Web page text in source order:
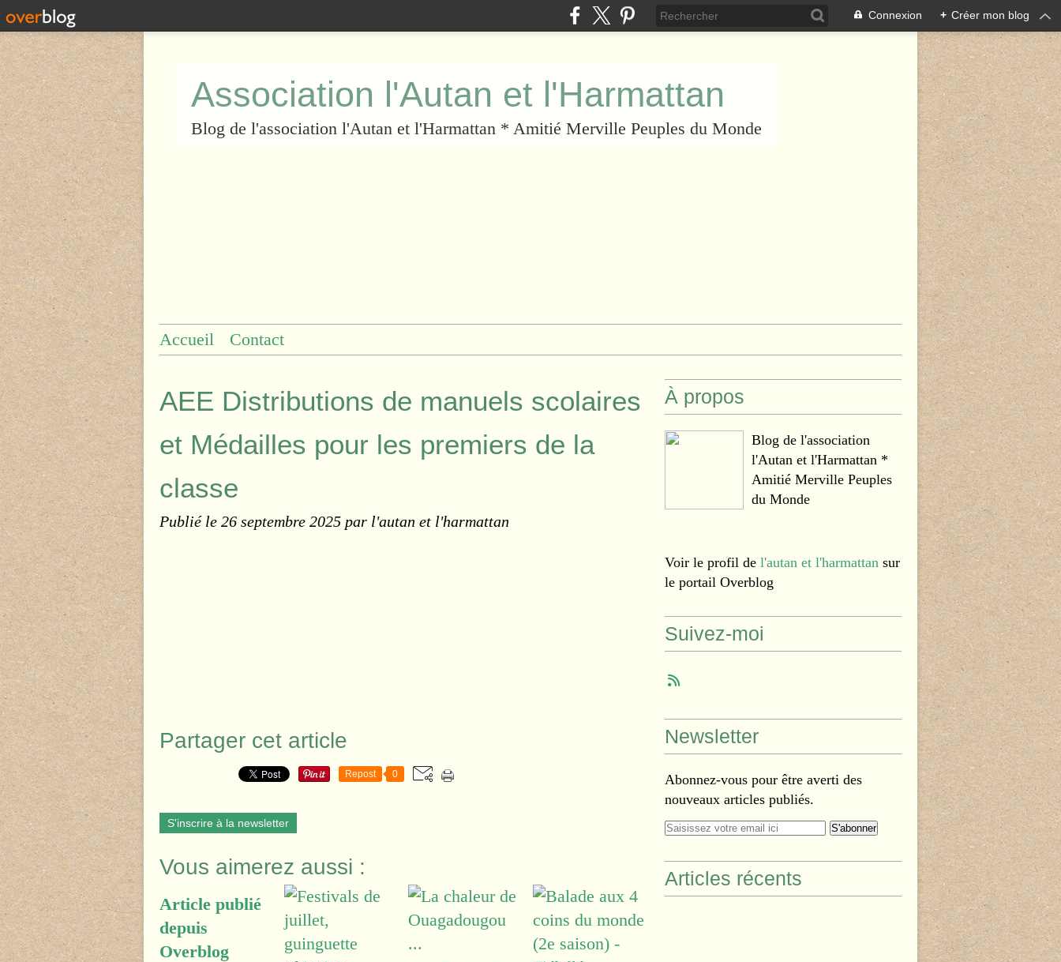
Connexion + Créer mon blog
Association l'Autan et l'Harmattan
Blog de l'association l'Autan et l'Harmattan * Amitié Merville Peuples du Monde
Accueil Contact
AEE Distributions de manuels scolaires
et Médailles pour les premiers de la
classe
Publié le 26 septembre 2025 par l'autan et l'harmattan
Partager cet article
Repost 0
S'inscrire à la newsletter
Vous aimerez aussi :
Article publié
depuis
Overblog
À propos
Blog de l'association
l'Autan et l'Harmattan *
Amitié Merville Peuples
du Monde
Voir le profil de l'autan et l'harmattan sur
le portail Overblog
Suivez-moi
Newsletter
Abonnez-vous pour être averti des
nouveaux articles publiés.
Articles récents